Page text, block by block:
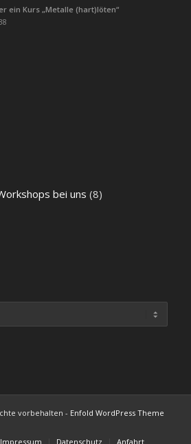
ein Kurs „Metalle (hart)löten“
bei uns (8)
vorbehalten - Enfold WordPress Theme
Impressum Datenschutz Anfahrt